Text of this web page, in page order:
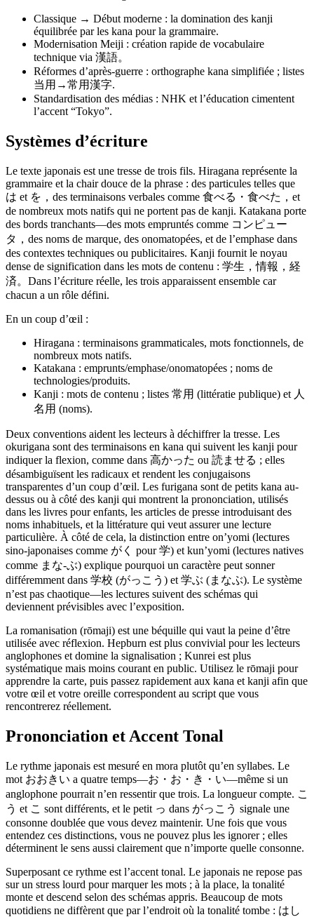
Classique → Début moderne : la domination des kanji
équilibrée par les kana pour la grammaire.
Modernisation Meiji : création rapide de vocabulaire
technique via 漢語。
Réformes d’après-guerre : orthographe kana simplifiée ; listes
当用→常用漢字.
Standardisation des médias : NHK et l’éducation cimentent
l’accent “Tokyo”.
Systèmes d’écriture
Le texte japonais est une tresse de trois fils. Hiragana représente la
grammaire et la chair douce de la phrase : des particules telles que
は et を，des terminaisons verbales comme 食べる・食べた，et
de nombreux mots natifs qui ne portent pas de kanji. Katakana porte
des bords tranchants—des mots empruntés comme コンピュー
タ，des noms de marque, des onomatopées, et de l’emphase dans
des contextes techniques ou publicitaires. Kanji fournit le noyau
dense de signification dans les mots de contenu : 学生，情報，経
済。Dans l’écriture réelle, les trois apparaissent ensemble car
chacun a un rôle défini.
En un coup d’œil :
Hiragana : terminaisons grammaticales, mots fonctionnels, de
nombreux mots natifs.
Katakana : emprunts/emphase/onomatopées ; noms de
technologies/produits.
Kanji : mots de contenu ; listes 常用 (littératie publique) et 人
名用 (noms).
Deux conventions aident les lecteurs à déchiffrer la tresse. Les
okurigana sont des terminaisons en kana qui suivent les kanji pour
indiquer la flexion, comme dans 高かった ou 読ませる ; elles
désambiguïsent les radicaux et rendent les conjugaisons
transparentes d’un coup d’œil. Les furigana sont de petits kana au-
dessus ou à côté des kanji qui montrent la prononciation, utilisés
dans les livres pour enfants, les articles de presse introduisant des
noms inhabituels, et la littérature qui veut assurer une lecture
particulière. À côté de cela, la distinction entre on’yomi (lectures
sino-japonaises comme がく pour 学) et kun’yomi (lectures natives
comme まな‑ぶ) explique pourquoi un caractère peut sonner
différemment dans 学校 (がっこう) et 学ぶ (まなぶ). Le système
n’est pas chaotique—les lectures suivent des schémas qui
deviennent prévisibles avec l’exposition.
La romanisation (rōmaji) est une béquille qui vaut la peine d’être
utilisée avec réflexion. Hepburn est plus convivial pour les lecteurs
anglophones et domine la signalisation ; Kunrei est plus
systématique mais moins courant en public. Utilisez le rōmaji pour
apprendre la carte, puis passez rapidement aux kana et kanji afin que
votre œil et votre oreille correspondent au script que vous
rencontrerez réellement.
Prononciation et Accent Tonal
Le rythme japonais est mesuré en mora plutôt qu’en syllabes. Le
mot おおきい a quatre temps—お・お・き・い—même si un
anglophone pourrait n’en ressentir que trois. La longueur compte. こ
う et こ sont différents, et le petit っ dans がっこう signale une
consonne doublée que vous devez maintenir. Une fois que vous
entendez ces distinctions, vous ne pouvez plus les ignorer ; elles
déterminent le sens aussi clairement que n’importe quelle consonne.
Superposant ce rythme est l’accent tonal. Le japonais ne repose pas
sur un stress lourd pour marquer les mots ; à la place, la tonalité
monte et descend selon des schémas appris. Beaucoup de mots
quotidiens ne diffèrent que par l’endroit où la tonalité tombe : はし